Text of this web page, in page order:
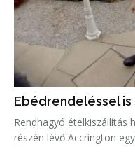
Ebédrendeléssel
Rendhagyó ételkiszállítás
részén lévő Accrington